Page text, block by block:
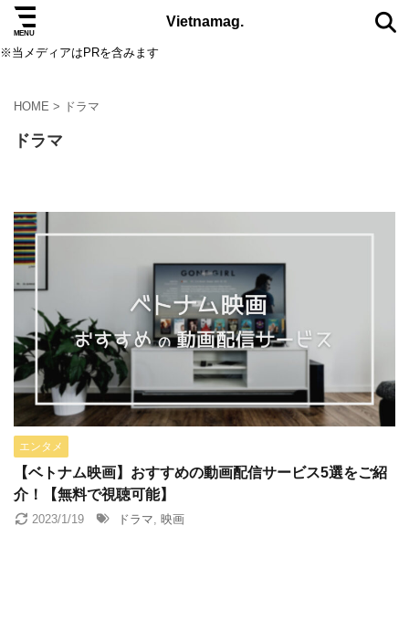
Vietnamag.
5つ星
サステナブル
ニャチャン ニュース ノマド ハザンループ
ハノイ バインミー バーナーヒルズ
ビール ファッション フェス フークイ島
フーコック島 ベトナムコーヒー
ベトナム就職 ベトナム航空 ベトナム語 ホイアン
ホテル予約 ホーチミン ミシュラン メコン川
ランタン祭り レストラン
※当メディアはPRを含みます
HOME > ドラマ
ドラマ
エンタメ
【ベトナム映画】おすすめの動画配信サービス5選をご紹
介！【無料で視聴可能】
2023/1/19 ドラマ, 映画